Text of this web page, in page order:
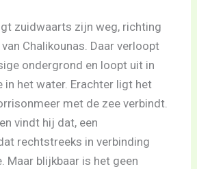
zuidwaarts zijn weg, richting
Chalikounas. Daar verloopt
ondergrond en loopt uit in
het water. Erachter ligt het
met de zee verbindt.
vindt hij dat, een
rechtstreeks in verbinding
Maar blijkbaar is het geen